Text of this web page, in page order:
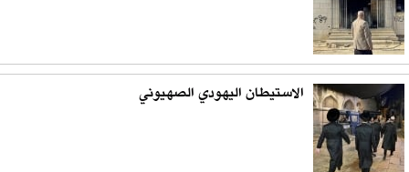
الاستيطان اليهودي الصهيوني